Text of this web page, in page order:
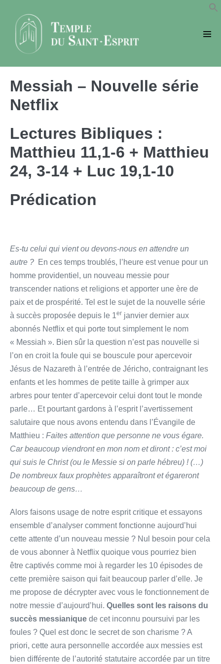
contenu
Messiah – Nouvelle série
Netflix
Lectures Bibliques :
Matthieu 11,1-6 + Matthieu
24, 3-14 + Luc 19,1-10
Prédication
Es-tu celui qui vient ou devons-nous en attendre un
autre ? En ces temps troublés, l’heure est venue pour un
homme providentiel, un nouveau messie pour
transcender nations et religions et apporter une ère de
paix et de prospérité. Tel est le sujet de la nouvelle série
à succès proposée depuis le 1er janvier dernier aux
abonnés Netflix et qui porte tout simplement le nom
« Messiah ». Bien sûr la question n’est pas nouvelle si
l’on en croit la foule qui se bouscule pour apercevoir
Jésus de Nazareth à l’entrée de Jéricho, contraignant les
enfants et les hommes de petite taille à grimper aux
arbres pour tenter d’apercevoir celui dont tout le monde
parle… Et pourtant gardons à l’esprit l’avertissement
salutaire que nous avons entendu dans l’Évangile de
Matthieu : Faites attention que personne ne vous égare.
Car beaucoup viendront en mon nom et diront : c’est moi
qui suis le Christ (ou le Messie si on parle hébreu) ! (…)
De nombreux faux prophètes apparaîtront et égareront
beaucoup de gens…
Alors faisons usage de notre esprit critique et essayons
ensemble d’analyser comment fonctionne aujourd’hui
cette attente d’un nouveau messie ? Nul besoin pour cela
de vous abonner à Netflix quoique vous pourriez bien
être captivés comme moi à regarder les 10 épisodes de
cette première saison qui fait beaucoup parler d’elle. Je
me propose de décrypter avec vous le fonctionnement de
notre messie d’aujourd’hui. Quelles sont les raisons du
succès messianique de cet inconnu poursuivi par les
foules ? Quel est donc le secret de son charisme ? A
priori, cette aura personnelle accordée aux messies est
bien différente de l’autorité statutaire accordée par un titre